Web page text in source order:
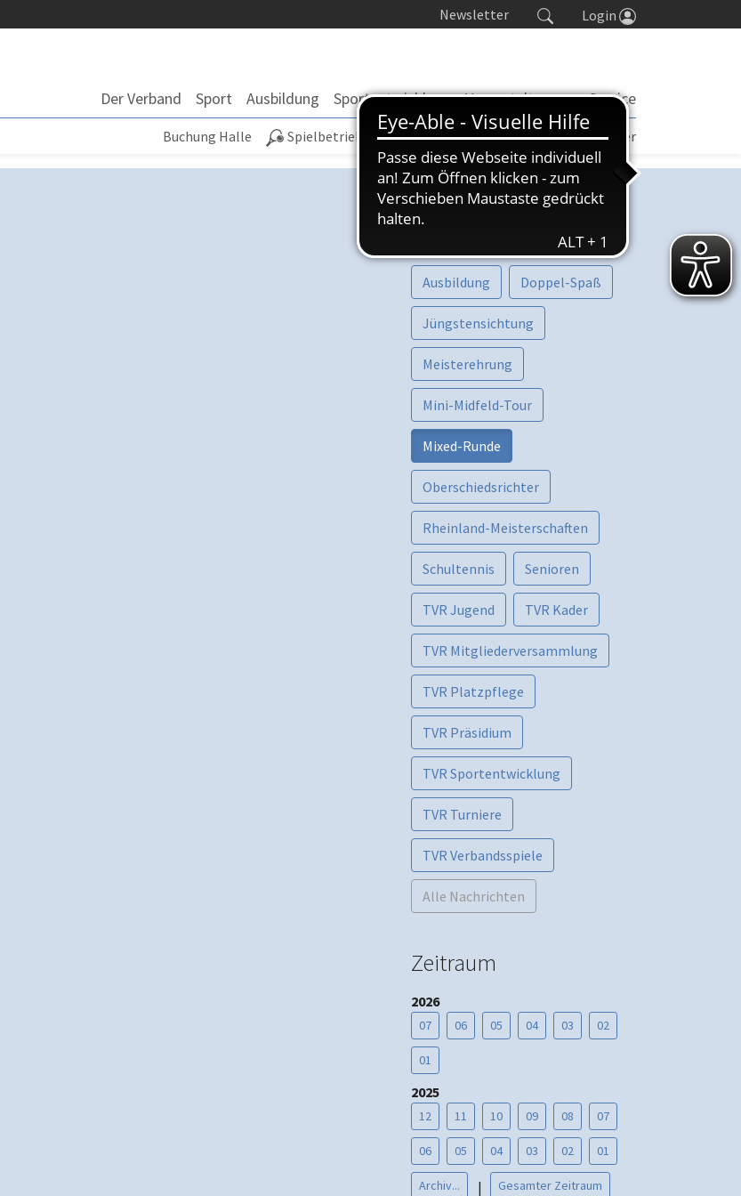
Newsletter Login
Der Verband Sport Ausbildung Sportentwicklung Veranstaltungen Service
Buchung Halle Spielbetrieb | TORP Turniere Seminarkalender
Kategorien
Ausbildung Doppel-Spaß
Jüngstensichtung
Meisterehrung
Mini-Midfeld-Tour
Mixed-Runde
Oberschiedsrichter
Rheinland-Meisterschaften
Schultennis Senioren
TVR Jugend TVR Kader
TVR Mitgliederversammlung
TVR Platzpflege
TVR Präsidium
TVR Sportentwicklung
TVR Turniere
TVR Verbandsspiele
Alle Nachrichten
Zeitraum
2026
07 06 05 04 03 02
01
2025
12 11 10 09 08 07
06 05 04 03 02 01
Archiv... | Gesamter Zeitraum